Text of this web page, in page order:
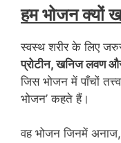
हम भोजन क्यों
स्वस्थ शरीर के लिए
प्रोटीन, खनिज लवण और
जिस भोजन में पाँचों
भोजन’ कहते हैं।
वह भोजन जिनमें